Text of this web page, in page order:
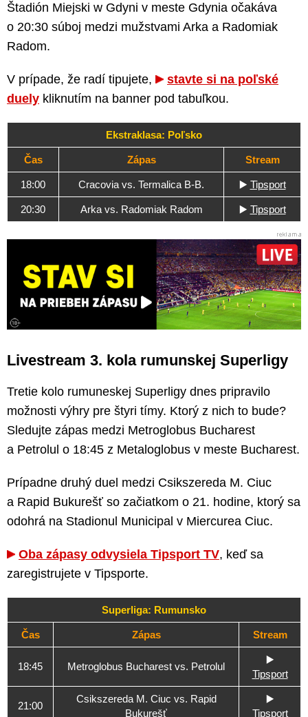
Štadión Miejski w Gdyni v meste Gdynia očakáva
o 20:30 súboj medzi mužstvami Arka a Radomiak
Radom.
V prípade, že radí tipujete,
stavte si na poľské
duely kliknutím na banner pod tabuľkou.
Ekstraklasa: Poľsko
Čas Zápas Stream
18:00 Cracovia vs. Termalica B-B. ▶️ Tipsport
20:30 Arka vs. Radomiak Radom ▶️ Tipsport
Livestream 3. kola rumunskej Superligy
Tretie kolo rumuneskej Superligy dnes pripravilo
možnosti výhry pre štyri tímy. Ktorý z nich to bude?
Sledujte zápas medzi Metroglobus Bucharest
a Petrolul o 18:45 z Metaloglobus v meste Bucharest.
Prípadne druhý duel medzi Csikszereda M. Ciuc
a Rapid Bukurešť so začiatkom o 21. hodine, ktorý sa
odohrá na Stadionul Municipal v Miercurea Ciuc.
Oba zápasy odvysiela Tipsport TV, keď sa
zaregistrujete v Tipsporte.
Superliga: Rumunsko
Čas Zápas Stream
18:45 Metroglobus Bucharest vs. Petrolul
▶️
Tipsport
21:00
Csikszereda M. Ciuc vs. Rapid
Bukurešť
▶️
Tipsport